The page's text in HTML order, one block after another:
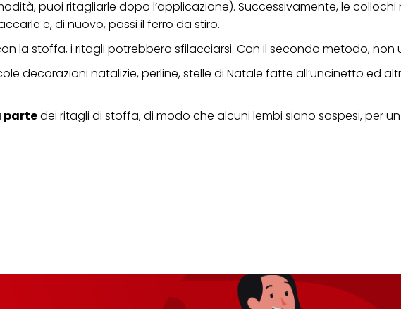
puoi ritagliarle dopo l’applicazione). Successivamente, le collochi
e, di nuovo, passi il ferro da stiro.
la stoffa, i ritagli potrebbero sfilacciarsi. Con il secondo metodo, non
decorazioni natalizie, perline, stelle di Natale fatte all’uncinetto ed
partedei ritagli di stoffa, di modo che alcuni lembi siano sospesi, per